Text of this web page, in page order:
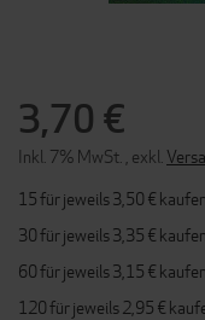
3,70 €
Inkl. 7% MwSt. exkl.
15 für jeweils3,50 €
30 für jeweils3,35 €
60 für jeweils3,15 €
120 für jeweils 2,95 €